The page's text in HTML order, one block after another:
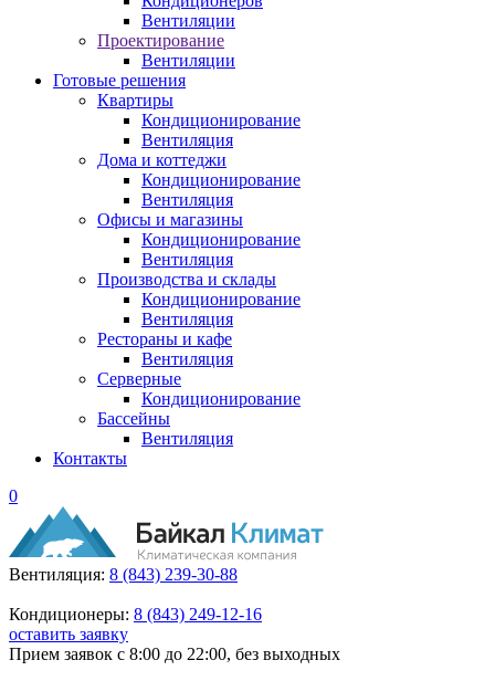
Вентиляции
Проектирование
Вентиляции
Готовые решения
Квартиры
Кондиционирование
Вентиляция
Дома и коттеджи
Кондиционирование
Вентиляция
Офисы и магазины
Кондиционирование
Вентиляция
Производства и склады
Кондиционирование
Вентиляция
Рестораны и кафе
Вентиляция
Серверные
Кондиционирование
Бассейны
Вентиляция
Контакты
0
Вентиляция: 8 (843) 239-30-88
Кондиционеры: 8 (843) 249-12-16
оставить заявку
Прием заявок с 8:00 до 22:00, без выходных